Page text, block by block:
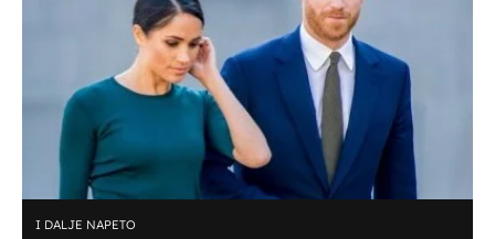
I DALJE NAPETO